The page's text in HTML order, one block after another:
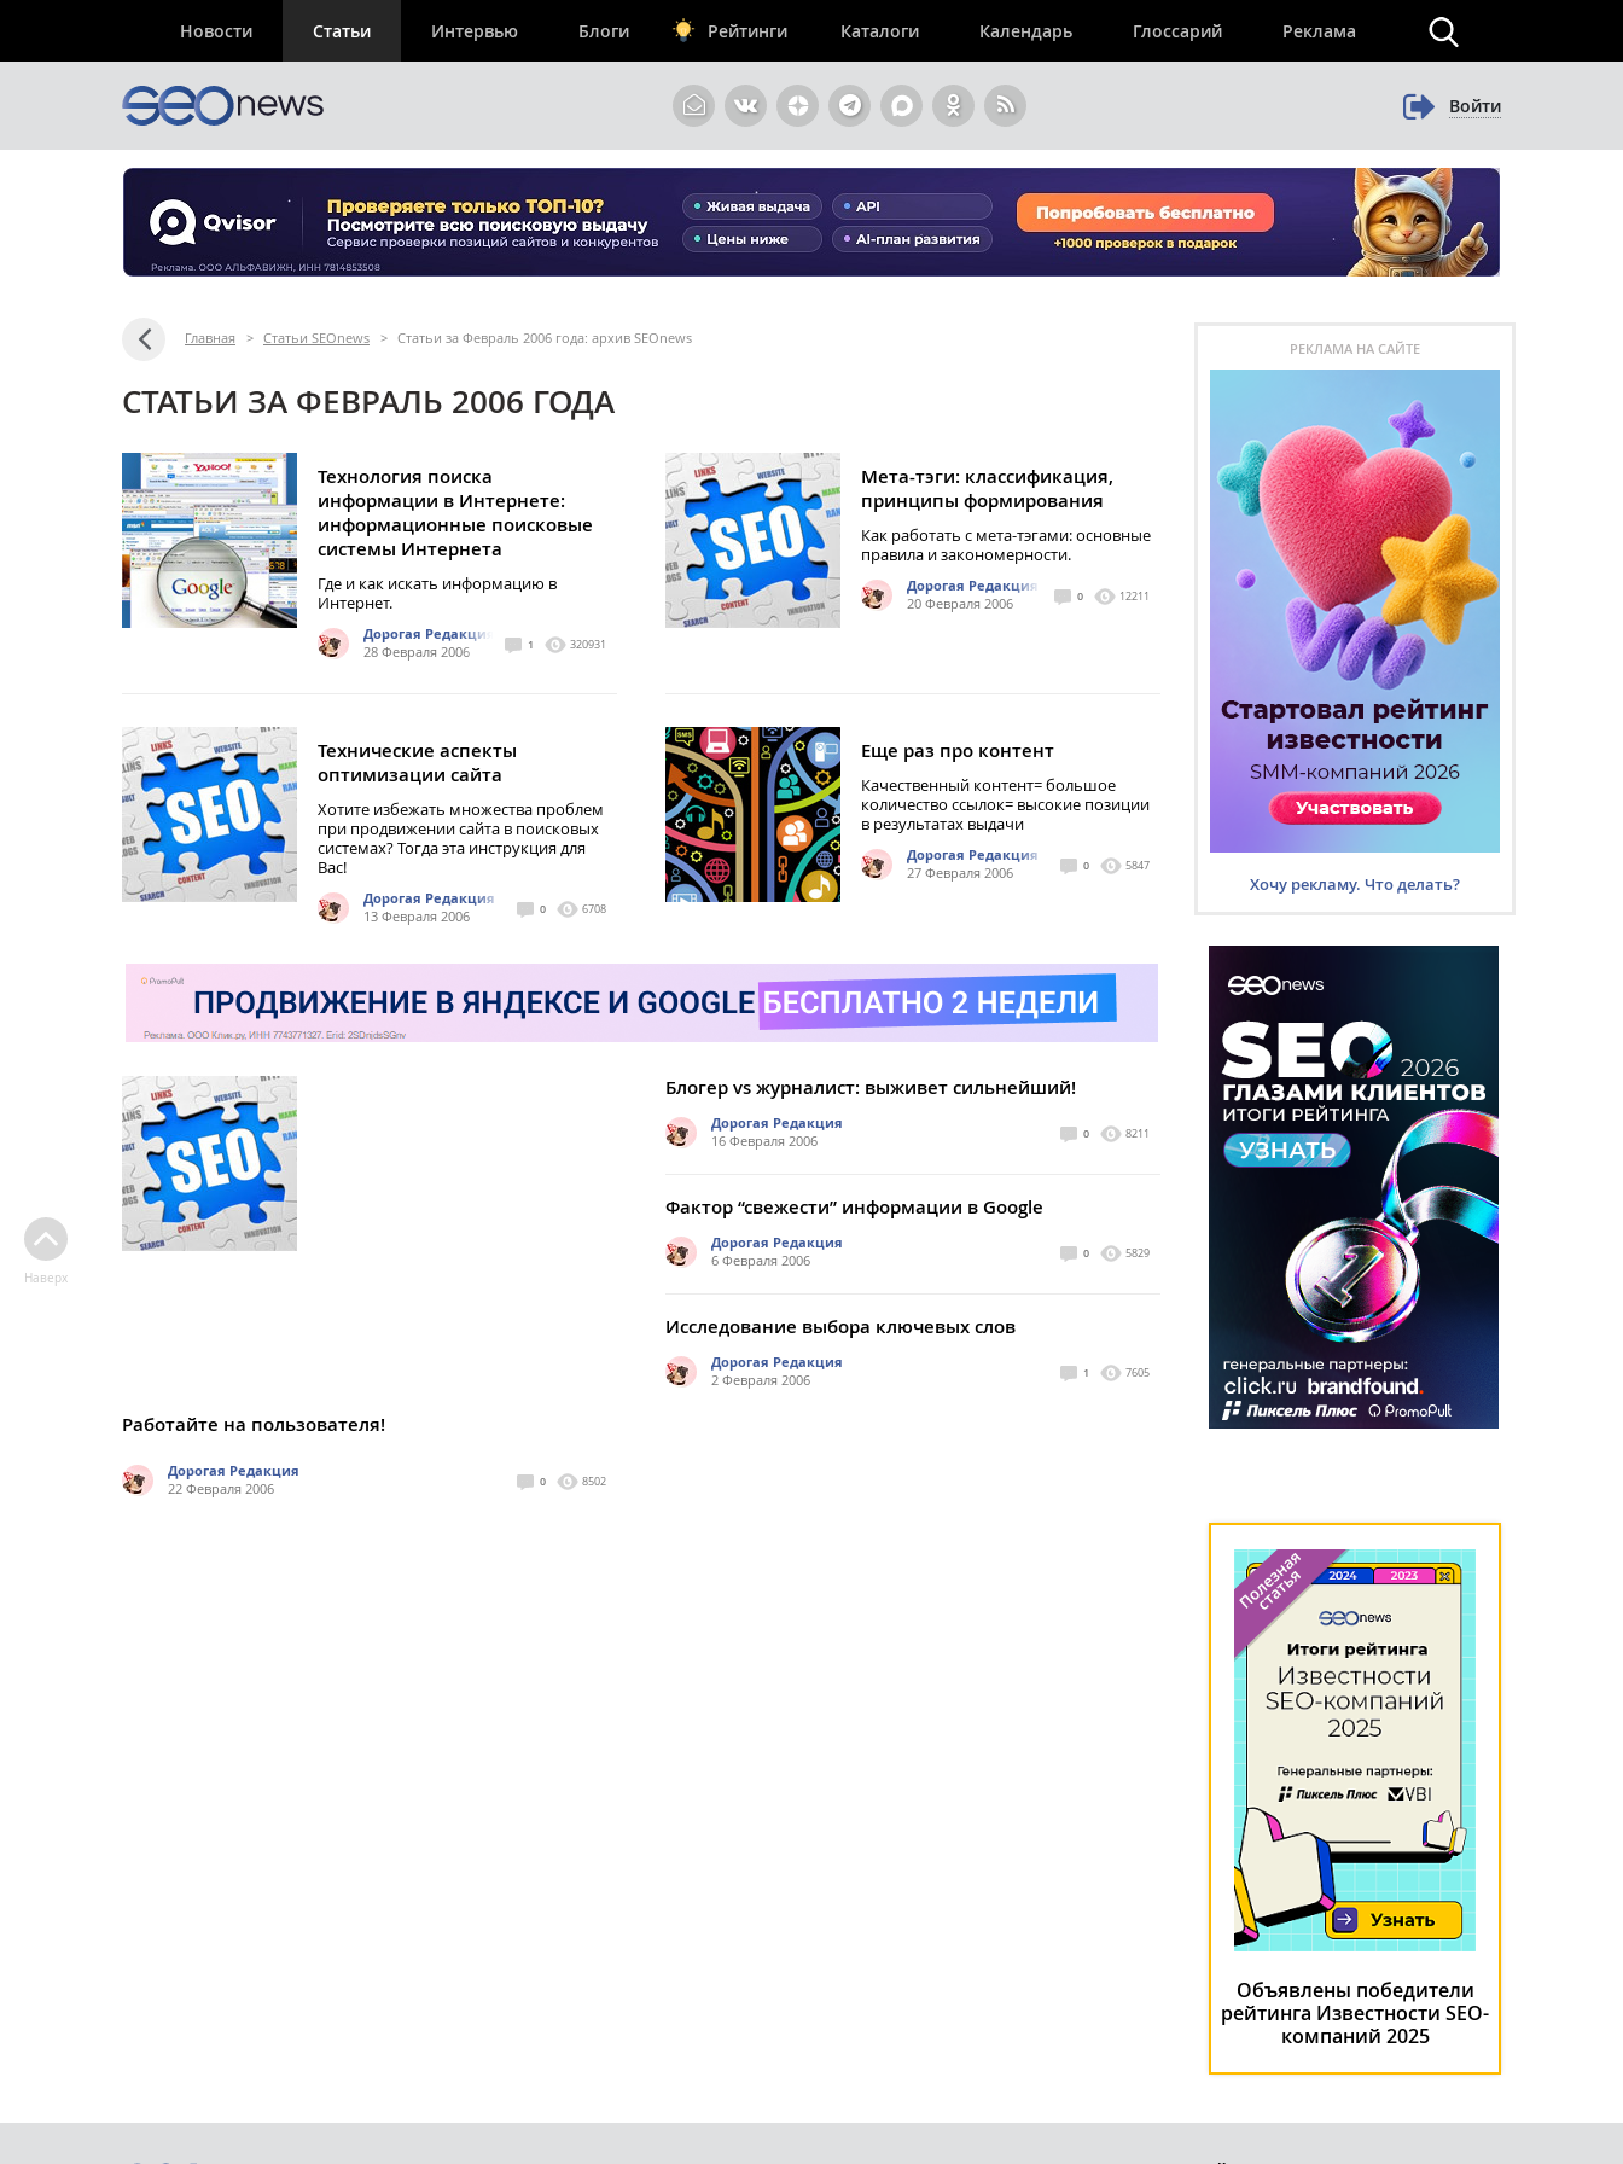
Новости Статьи Интервью Блоги Рейтинги Каталоги Календарь Глоссарий Реклама
Войти
Главная > Статьи SEOnews > Статьи за Февраль 2006 года: архив SEOnews
СТАТЬИ ЗА ФЕВРАЛЬ 2006 ГОДА
Технология поиска
информации в Интернете:
информационные поисковые
системы Интернета
Где и как искать информацию в
Интернет.
Дорогая Редакция
28 Февраля 2006
1 320931
Мета-тэги: классификация,
принципы формирования
Как работать с мета-тэгами: основные
правила и закономерности.
Дорогая Редакция
20 Февраля 2006
0 12211
Технические аспекты
оптимизации сайта
Хотите избежать множества проблем
при продвижении сайта в поисковых
системах? Тогда эта инструкция для
Вас!
Дорогая Редакция
13 Февраля 2006
0 6708
Еще раз про контент
Качественный контент= большое
количество ссылок= высокие позиции
в результатах выдачи
Дорогая Редакция
27 Февраля 2006
0 5847
Работайте на пользователя!
Дорогая Редакция
22 Февраля 2006
0 8502
Блогер vs журналист: выживет сильнейший!
Дорогая Редакция
16 Февраля 2006
0 8211
Фактор “свежести” информации в Google
Дорогая Редакция
6 Февраля 2006
0 5829
Исследование выбора ключевых слов
Дорогая Редакция
2 Февраля 2006
1 7605
Наверх
РЕКЛАМА НА САЙТЕ
Хочу рекламу. Что делать?
Объявлены победители
рейтинга Известности SEO-
компаний 2025